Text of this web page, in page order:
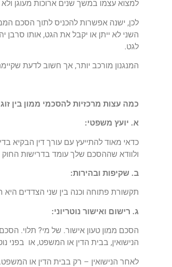
למצוא עצמו במשך שנים ארוכות מעוגן
לכן, ישנה אפשרות להכניס לתוך הסכם
השני לא ייתן או יקבל את הגט, אותו סרבן
לגט.
המנגנון מורכב יותר, אך חשוב לדעת
כמה עצות מרכזיות להסכמי ממון בין
א. יועץ משפטי:
כדאי מאוד להתייעץ עם עורך דין הבקיא
ולוודא שההסכם שלך עומד בדרישות החוק
ב. שקיפות ובהירות:
תקשורת פתוחה וכנה בין שני הצדדים היא
ג. רישום ואישור נוטריוני:
הסכם ממון טעון אישור. של מי? תלוי.
הנישואין, בבית הדין או המשפט, או בפני
לאחר הנישואין – רק בבית הדין או המשפט.